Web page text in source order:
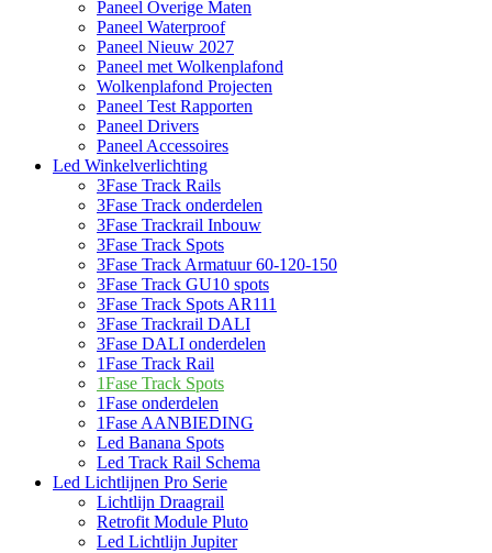
Paneel Overige Maten
Paneel Waterproof
Paneel Nieuw 2027
Paneel met Wolkenplafond
Wolkenplafond Projecten
Paneel Test Rapporten
Paneel Drivers
Paneel Accessoires
Led Winkelverlichting
3Fase Track Rails
3Fase Track onderdelen
3Fase Trackrail Inbouw
3Fase Track Spots
3Fase Track Armatuur 60-120-150
3Fase Track GU10 spots
3Fase Track Spots AR111
3Fase Trackrail DALI
3Fase DALI onderdelen
1Fase Track Rail
1Fase Track Spots
1Fase onderdelen
1Fase AANBIEDING
Led Banana Spots
Led Track Rail Schema
Led Lichtlijnen Pro Serie
Lichtlijn Draagrail
Retrofit Module Pluto
Led Lichtlijn Jupiter